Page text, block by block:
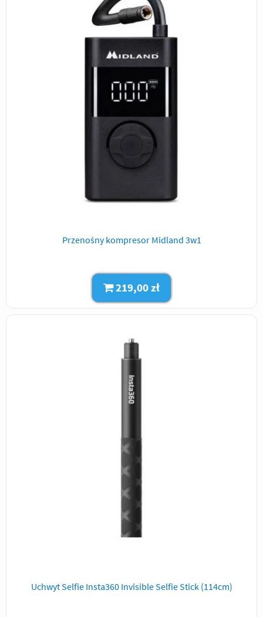
Przenośny kompresor Midland 3w1
219,00 zł
Uchwyt Selfie Insta360 Invisible Selfie Stick (114cm)